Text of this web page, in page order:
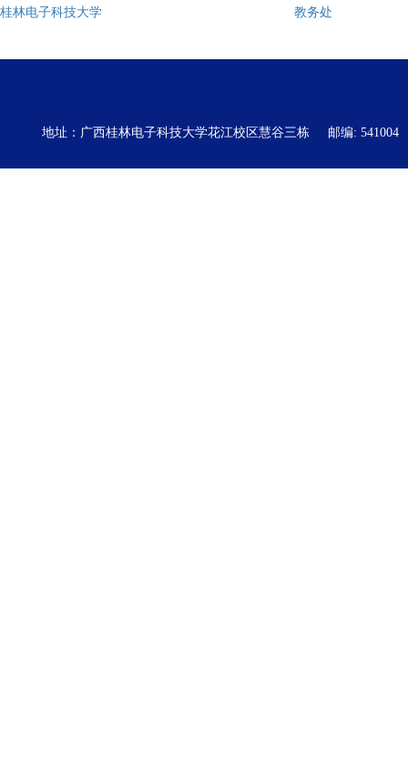
桂林电子科技大学 教务处
地址：广西桂林电子科技大学花江校区慧谷三栋 邮编: 541004